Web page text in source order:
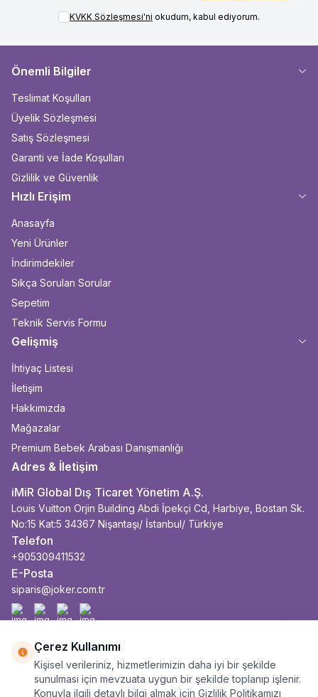
KVKK Sözleşmesi'ni okudum, kabul ediyorum.
Önemli Bilgiler
Teslimat Koşulları
Üyelik Sözleşmesi
Satış Sözleşmesi
Garanti ve İade Koşulları
Gizlilik ve Güvenlik
Hızlı Erişim
Anasayfa
Yeni Ürünler
İndirimdekiler
Sıkça Sorulan Sorular
Sepetim
Teknik Servis Formu
Gelişmiş
İhtiyaç Listesi
İletişim
Hakkımızda
Mağazalar
Premium Bebek Arabası Danışmanlığı
Adres & İletişim
iMiR Global Dış Ticaret Yönetim A.Ş.
Louis Vuitton Orjin Building Abdi İpekçi Cd, Harbiye, Bostan Sk.
No:15 Kat:5 34367 Nişantaşı/ İstanbul/ Türkiye
Telefon
+905309411532
E-Posta
siparis@joker.com.tr
Facebook
İnstagram
YoutubeLinkedin
Çerez Kullanımı
Kişisel verileriniz, hizmetlerimizin daha iyi bir şekilde
sunulması için mevzuata uygun bir şekilde toplanıp işlenir.
Konuyla ilgili detaylı bilgi almak için Gizlilik Politikamızı